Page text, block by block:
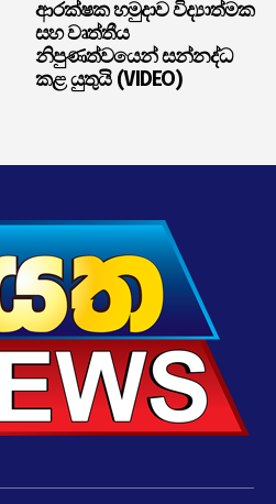
ආරක්ෂක හමුදාව විද්‍යාත්මක
සහ වෘත්තීය
නිපුණත්වයෙන් සන්නද්ධ
කළ යුතුයි (VIDEO)